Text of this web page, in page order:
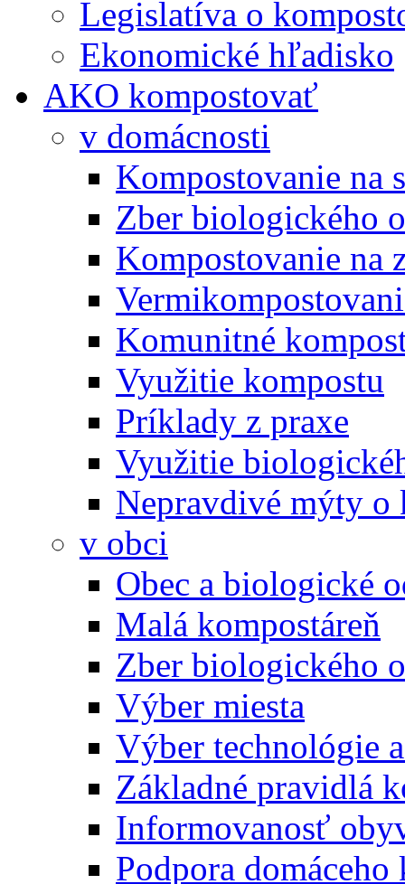
Legislatíva o
Ekonomické hľadisko
AKO kompostovať
v domácnosti
Kompostovanie na
Zber biologického
Kompostovanie na
Komunitné
Využitie kompostu
Príklady z praxe
Využitie
Nepravdivé mýty o
v obci
Obec a biologické
Malá kompostáreň
Zber biologického
Výber miesta
Výber technológie
Základné pravidlá
Informovanosť
Podpora